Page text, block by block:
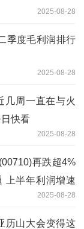
2025-08-28
季度毛利润排行
2025-08-28
几周一直在与火
快看
2025-08-28
再跌超4%
上半年利润增速
2025-08-28
历山大会变得这